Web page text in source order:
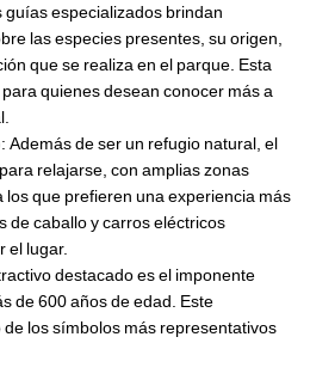
guías especializados brindan
las especies presentes, su origen,
que se realiza en el parque. Esta
quienes desean conocer más a
: Además de ser un refugio natural, el
relajarse, con amplias zonas
los que prefieren una experiencia más
de caballo y carros eléctricos
el lugar.
destacado es el imponente
de 600 años de edad. Este
los símbolos más representativos